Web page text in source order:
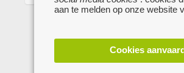
aan te melden op onze website
Cookies